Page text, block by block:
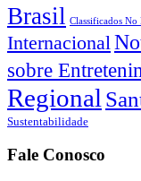
Brasil Classificados No
Internacional
sobre
Regional
Sustentabilidade
Fale Conosco